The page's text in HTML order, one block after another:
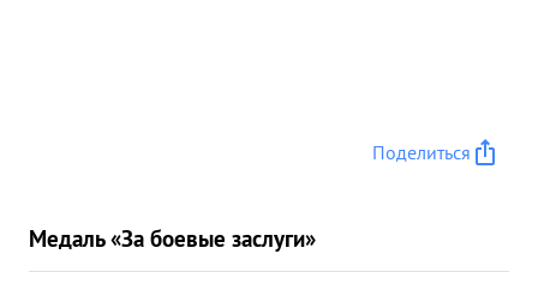
Поделиться
Медаль «За боевые заслуги»